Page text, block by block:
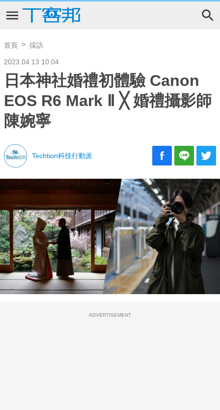
首頁 採訪
2023.04.13 10:04
日本神社婚禮初體驗 Canon
EOS R6 Mark Ⅱ ╳ 婚禮攝影師
陳婉寧
Techtion科技行動派
ADVERTISEMENT